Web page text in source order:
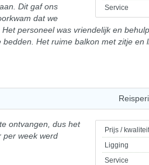
Service
Dit gaf ons
dat we
personeel was vriendelijk en
Het ruime balkon met zitje en
Prijs / kwaliteit
Ligging
Service
ontvangen, dus het
per week werd